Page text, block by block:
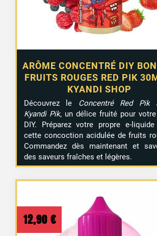
ARÔME CONCENTRÉ DIY
FRUITS ROUGES RED PIK
KYANDI SHOP
Découvrez le Concentré Red Pik
Kyandi Pik, un délice fruité pour
DIY. Préparez votre propre e-
cette concoction acidulée de fruits
Commandez dès maintenant et
des saveurs fraîches et légères.
12,90 €